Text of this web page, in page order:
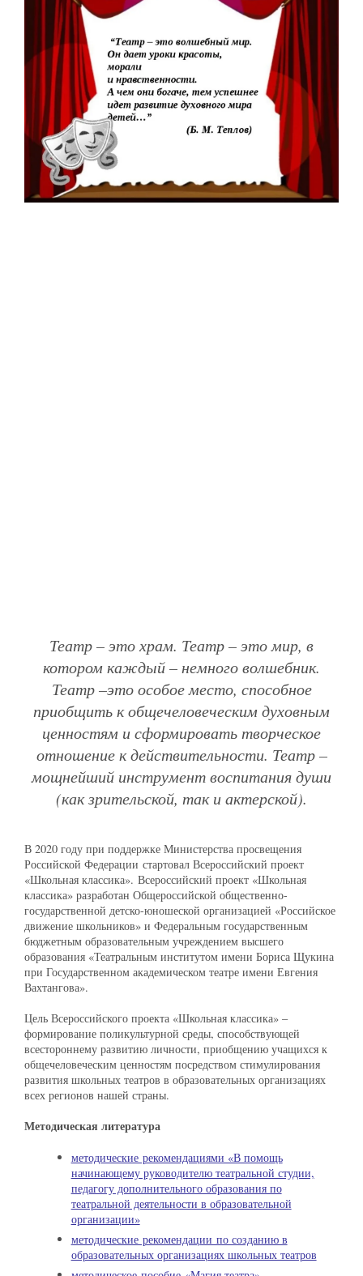
Театр – это храм. Театр – это мир, в
котором каждый – немного волшебник.
Театр –это особое место, способное
приобщить к общечеловеческим духовным
ценностям и сформировать творческое
отношение к действительности. Театр –
мощнейший инструмент воспитания души
(как зрительской, так и актерской).
В 2020 году при поддержке Министерства просвещения
Российской Федерации стартовал Всероссийский проект
«Школьная классика». Всероссийский проект «Школьная
классика» разработан Общероссийской общественно-
государственной детско-юношеской организацией «Российское
движение школьников» и Федеральным государственным
бюджетным образовательным учреждением высшего
образования «Театральным институтом имени Бориса Щукина
при Государственном академическом театре имени Евгения
Вахтангова».
Цель Всероссийского проекта «Школьная классика» –
формирование поликультурной среды, способствующей
всестороннему развитию личности, приобщению учащихся к
общечеловеческим ценностям посредством стимулирования
развития школьных театров в образовательных организациях
всех регионов нашей страны.
Методическая литература
методические рекомендациями «В помощь
начинающему руководителю театральной студии,
педагогу дополнительного образования по
театральной деятельности в образовательной
организации»
методические рекомендации по созданию в
образовательных организациях школьных театров